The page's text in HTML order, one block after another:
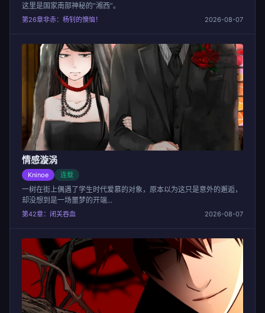
这里是国家南部神秘的“湘西”。
第26章非赤：杨钊的懊恼！ 2026-08-07
情感漩涡
Kninoe 连载
一树在街上偶遇了学生时代爱慕的对象，原本以为这只是意外的邂逅，
却没想到是一场噩梦的开端...
第42章：闭关吞血 2026-08-07